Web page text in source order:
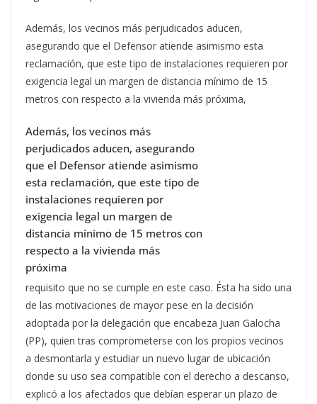
Además, los vecinos más perjudicados aducen,
asegurando que el Defensor atiende asimismo esta
reclamación, que este tipo de instalaciones requieren por
exigencia legal un margen de distancia mínimo de 15
metros con respecto a la vivienda más próxima,
Además, los vecinos más
perjudicados aducen, asegurando
que el Defensor atiende asimismo
esta reclamación, que este tipo de
instalaciones requieren por
exigencia legal un margen de
distancia mínimo de 15 metros con
respecto a la vivienda más
próxima
requisito que no se cumple en este caso. Ésta ha sido una
de las motivaciones de mayor pese en la decisión
adoptada por la delegación que encabeza Juan Galocha
(PP), quien tras comprometerse con los propios vecinos
a desmontarla y estudiar un nuevo lugar de ubicación
donde su uso sea compatible con el derecho a descanso,
explicó a los afectados que debían esperar un plazo de